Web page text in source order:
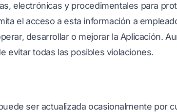
electrónicas y procedimentales para
el acceso a esta información a
desarrollar o mejorar la Aplicación.
evitar todas las posibles violaciones.
ser actualizada ocasionalmente por